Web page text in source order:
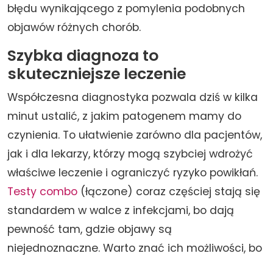
błędu wynikającego z pomylenia podobnych
objawów różnych chorób.
Szybka diagnoza to
skuteczniejsze leczenie
Współczesna diagnostyka pozwala dziś w kilka
minut ustalić, z jakim patogenem mamy do
czynienia. To ułatwienie zarówno dla pacjentów,
jak i dla lekarzy, którzy mogą szybciej wdrożyć
właściwe leczenie i ograniczyć ryzyko powikłań.
Testy combo (łączone) coraz częściej stają się
standardem w walce z infekcjami, bo dają
pewność tam, gdzie objawy są
niejednoznaczne. Warto znać ich możliwości, bo